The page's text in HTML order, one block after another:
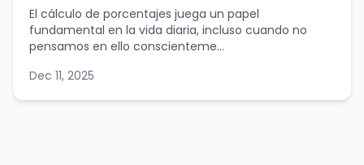
El cálculo de porcentajes juega un papel
fundamental en la vida diaria, incluso cuando no
pensamos en ello conscienteme...
Dec 11, 2025